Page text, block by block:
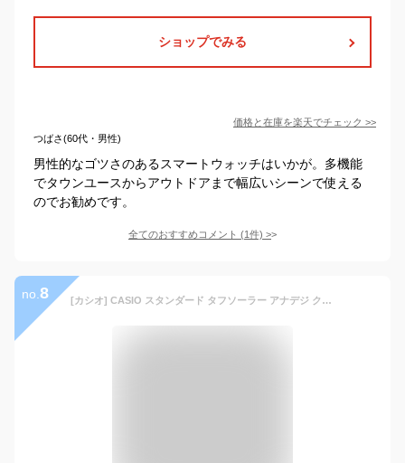
ショップでみる
価格と在庫を楽天でチェック >>
つばさ(60代・男性)
男性的なゴツさのあるスマートウォッチはいかが。多機能
でタウンユースからアウトドアまで幅広いシーンで使える
のでお勧めです。
全てのおすすめコメント (1件) >
no. 8 [カシオ] CASIO スタンダード タフソーラー アナデジ クオーツ 腕時計 AQ-S820W-3BV メンズ ミリタリーグリーン ブラック反転液晶 海外モデル [並行輸入品]